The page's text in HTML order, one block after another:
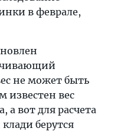
в феврале,
не может быть
вес
а вот для расчета
берутся